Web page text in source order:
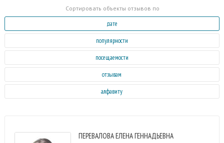
Сортировать объекты отзывов по
дате
популярности
посещаемости
отзывам
алфавиту
ПЕРЕВАЛОВА ЕЛЕНА ГЕННАДЬЕВНА